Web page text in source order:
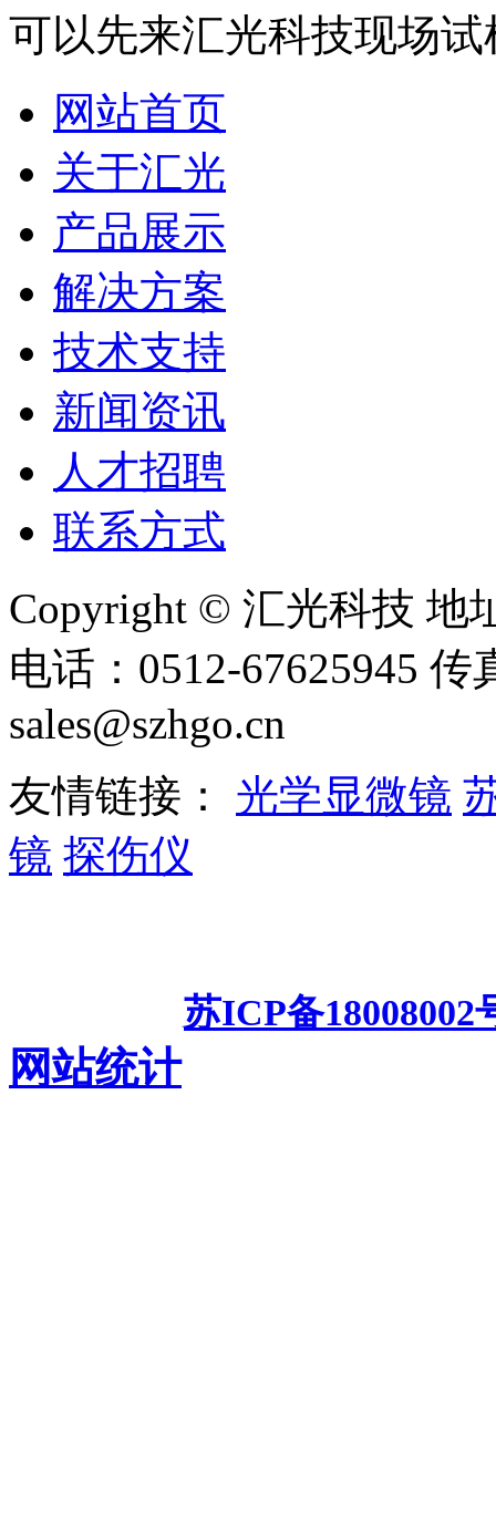
可以先来汇光科技现场试
网站首页
关于汇光
产品展示
解决方案
技术支持
新闻资讯
人才招聘
联系方式
Copyright © 汇光科技 地
电话：0512-67625945 传
sales@szhgo.cn
友情链接： 光学显微镜
镜 探伤仪
苏ICP备18008002
网站统计